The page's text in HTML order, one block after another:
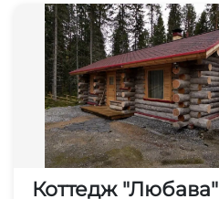
Коттедж "Любава"